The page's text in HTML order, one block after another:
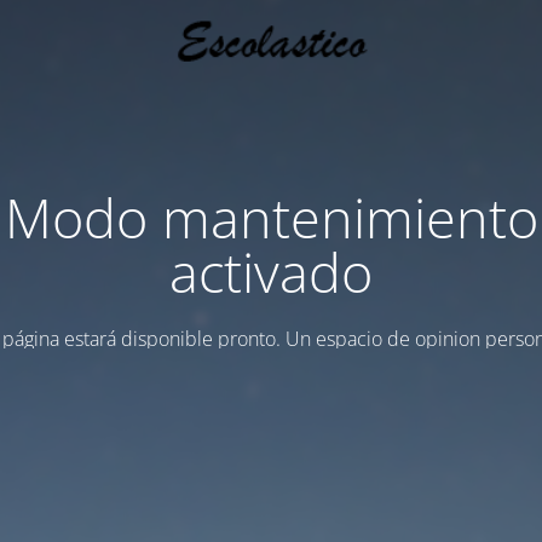
Modo mantenimiento
activado
estará disponible pronto. Un espacio de opinion